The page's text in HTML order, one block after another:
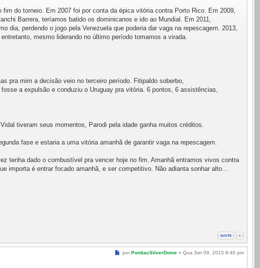
do torneio. Em 2007 foi por conta da épica vitória contra Porto Rico. Em 2009,
Barrera, teríamos batido os dominicanos e ido ao Mundial. Em 2011,
dia, perdendo o jogo pela Venezuela que poderia dar vaga na repescagem. 2013,
mesmo liderando no último período tomamos a virada.
pra mim a decisão veio no terceiro período. Fitipaldo soberbo,
a expulsão e conduziu o Uruguay pra vitória. 6 pontos, 6 assistências,
tiveram seus momentos, Parodi pela idade ganha muitos créditos.
fase e estaria a uma vitória amanhã de garantir vaga na repescagem.
tenha dado o combustível pra vencer hoje no fim. Amanhã entramos vivos contra
importa é entrar focado amanhã, e ser competitivo. Não adianta sonhar alto...
Mensagem
por PontiacSilverDome » Qua Set 09, 2015 8:40 pm